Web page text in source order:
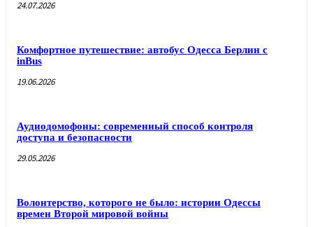
24.07.2026
Комфортное путешествие: автобус Одесса Берлин с
inBus
19.06.2026
Аудиодомофоны: современный способ контроля
доступа и безопасности
29.05.2026
Волонтерство, которого не было: истории Одессы
времен Второй мировой войны